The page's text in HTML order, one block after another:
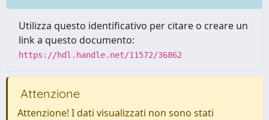
Utilizza questo identificativo per citare o creare un
link a questo documento:
https://hdl.handle.net/11572/36862
Attenzione
Attenzione! I dati visualizzati non sono stati